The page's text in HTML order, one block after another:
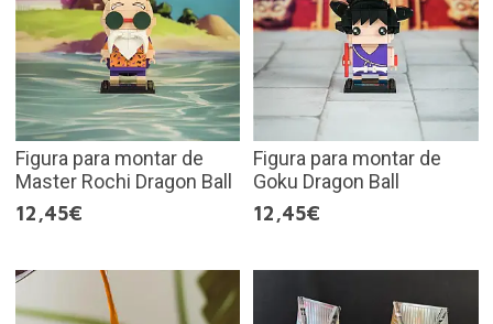
Figura para montar de
Master Rochi Dragon Ball
12,45€
Figura para montar de
Goku Dragon Ball
12,45€